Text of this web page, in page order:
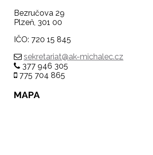
Bezručova 29
Plzeň, 301 00
IČO: 720 15 845
sekretariat@ak-michalec.cz
377 946 305
775 704 865
MAPA